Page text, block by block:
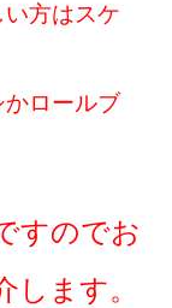
方はスケ
ロールブ
すのでお
ます。